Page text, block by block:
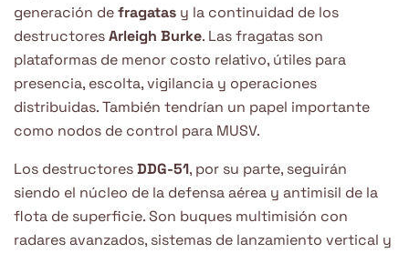
generación defragatas y la continuidad de los
destructoresArleigh Burke. Las fragatas son
plataformas de menor costo relativo, útiles para
presencia, escolta, vigilancia y operaciones
distribuidas. También tendrían un papel importante
como nodos de control para MUSV.
Los destructoresDDG-51, por su parte, seguirán
siendo el núcleo de la defensa aérea y antimisil de la
flota de superficie. Son buques multimisión con
radares avanzados, sistemas de lanzamiento vertical y